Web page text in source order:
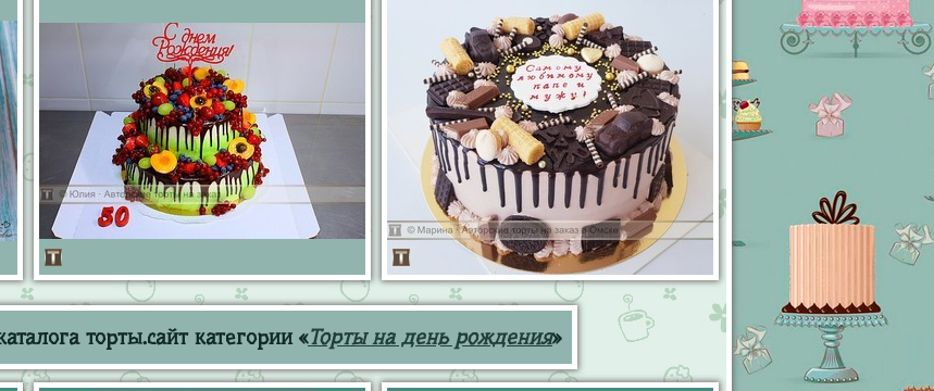
торты.сайт категории «Торты на день рождения»